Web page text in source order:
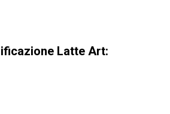
Latte Art: